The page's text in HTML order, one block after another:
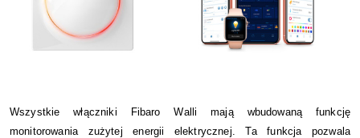
Wszystkie włączniki Fibaro Walli mają wbudowaną funkcję
monitorowania zużytej energii elektrycznej. Ta funkcja pozwala